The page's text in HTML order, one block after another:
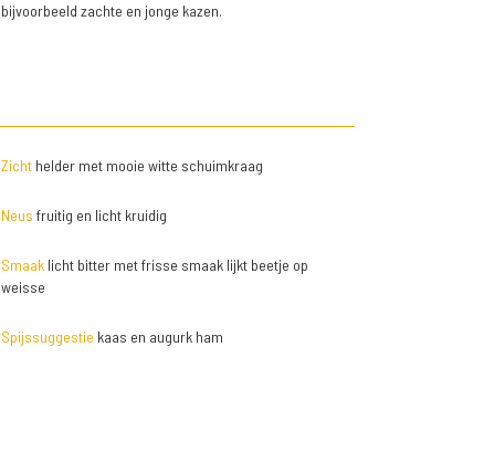
bijvoorbeeld zachte en jonge kazen.
Zichthelder met mooie witte schuimkraag
Neus fruitig en licht kruidig
Smaaklicht bitter met frisse smaak lijkt beetje op
weisse
Spijssuggestie kaas en augurk ham